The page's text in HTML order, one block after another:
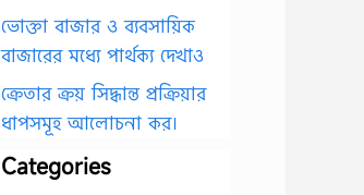
ভোক্তা বাজার ও ব্যবসায়িক
বাজারের মধ্যে পার্থক্য দেখাও
ক্রেতার ক্রয় সিদ্ধান্ত প্রক্রিয়ার
ধাপসমূহ আলোচনা কর।
Categories